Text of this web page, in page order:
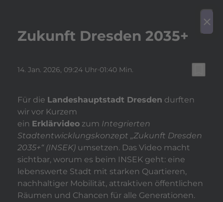
menu
Video
Zukunft Dresden 2035+
14. Jan. 2026, 09:24 Uhr 01:40 Min.
Für die Landeshauptstadt Dresden durften
wir vor Kurzem
ein Erklärvideo zum Integrierten
Stadtentwicklungskonzept „Zukunft Dresden
2035+“ (INSEK) umsetzen. Das Video macht
sichtbar, worum es beim INSEK geht: eine
lebenswerte Stadt mit starken Quartieren,
nachhaltiger Mobilität, attraktiven öffentlichen
Räumen und Chancen für alle Generationen.
close